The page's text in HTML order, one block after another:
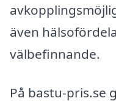
även
välbefinnande.
På bastu-pris.se